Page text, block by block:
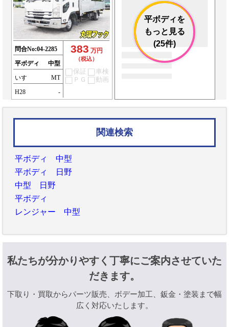
問合No:04-2285
平ボディ
中型
いすゞ
MT
H28
-
383 万円
（税込）
保証
車検
ＰＧ
動画
平ボディを
もっと見る
(25件)
関連検索
平ボディ 中型
平ボディ 日野
中型 日野
平ボディ
レンジャー 中型
私たちが分かりやすく丁寧にご案内させていた
だきます。
下取り・買取からパーツ販売、ボデー加工、鈑金・塗装まで幅
広く対応いたします。